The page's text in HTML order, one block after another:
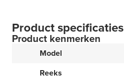
Product specificaties
Product kenmerken
Model
Reeks